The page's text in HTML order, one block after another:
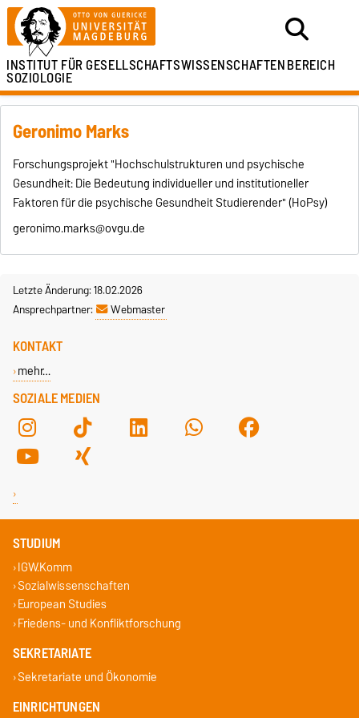
INSTITUT FÜRGESELLSCHAFTSWISSENSCHAFTENBEREICH
SOZIOLOGIE
Geronimo Marks
Forschungsprojekt "Hochschulstrukturen und psychische
Gesundheit: Die Bedeutung individueller und institutioneller
Faktoren für die psychische Gesundheit Studierender" (HoPsy)
geronimo.marks@ovgu.de
Letzte Änderung: 18.02.2026
Ansprechpartner:
Webmaster
SOZIALE MEDIEN
KONTAKT
mehr…
STUDIUM
IGW.Komm
Sozialwissenschaften
European Studies
Friedens- und Konfliktforschung
SEKRETARIATE
Sekretariate und Ökonomie
EINRICHTUNGEN